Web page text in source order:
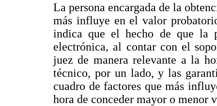
La persona encargada de la
más influye en el valor
indica que el hecho de que la
electrónica,al contar con el
juez de manera relevante a la
técnico, por un lado, y las
cuadro de factores que más
hora de conceder mayor o menor